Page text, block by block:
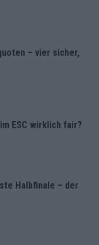
– vier sicher,
ESC wirklich fair?
Halbfinale – der